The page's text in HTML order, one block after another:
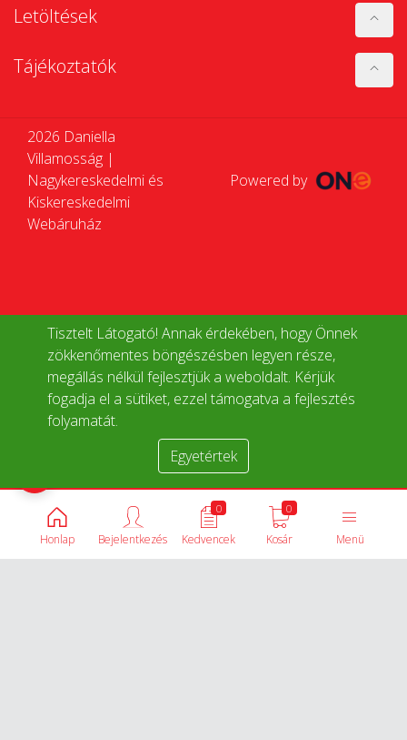
Tisztelt Látogató! Annak érdekében, hogy Önnek
zökkenőmentes böngészésben legyen része,
megállás nélkül fejlesztjük a weboldalt. Kérjük
fogadja el a sütiket, ezzel támogatva a fejlesztés
folyamatát.
Egyetértek
Letöltések
Tájékoztatók
2026 Daniella
Villamosság |
Nagykereskedelmi és
Kiskereskedelmi
Webáruház
Powered by
Honlap Menü
0
Kosár
0
Kedvencek
Bejelentkezés
Termékek összehasonlítása